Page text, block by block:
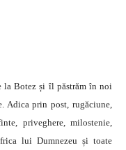
la Botez și îl păstrăm în noi
Adica prin post, rugăciune,
priveghere, milostenie,
lui Dumnezeu și toate